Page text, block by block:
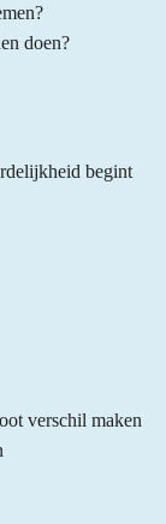
doen?
begint
verschil maken